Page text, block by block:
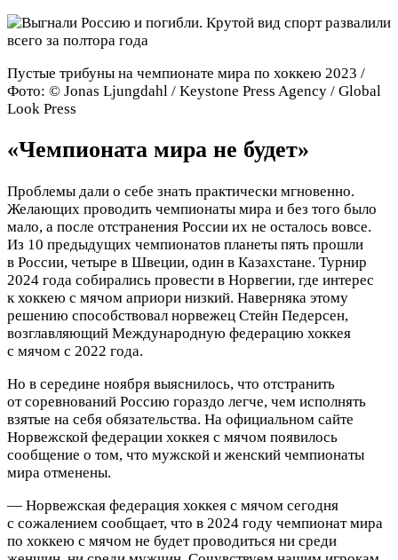
Пустые трибуны на чемпионате мира по хоккею 2023 /
Фото: © Jonas Ljungdahl / Keystone Press Agency / Global
Look Press
«Чемпионата мира не будет»
Проблемы дали о себе знать практически мгновенно.
Желающих проводить чемпионаты мира и без того было
мало, а после отстранения России их не осталось вовсе.
Из 10 предыдущих чемпионатов планеты пять прошли
в России, четыре в Швеции, один в Казахстане. Турнир
2024 года собирались провести в Норвегии, где интерес
к хоккею с мячом априори низкий. Наверняка этому
решению способствовал норвежец Стейн Педерсен,
возглавляющий Международную федерацию хоккея
с мячом с 2022 года.
Но в середине ноября выяснилось, что отстранить
от соревнований Россию гораздо легче, чем исполнять
взятые на себя обязательства. На официальном сайте
Норвежской федерации хоккея с мячом появилось
сообщение о том, что мужской и женский чемпионаты
мира отменены.
— Норвежская федерация хоккея с мячом сегодня
с сожалением сообщает, что в 2024 году чемпионат мира
по хоккею с мячом не будет проводиться ни среди